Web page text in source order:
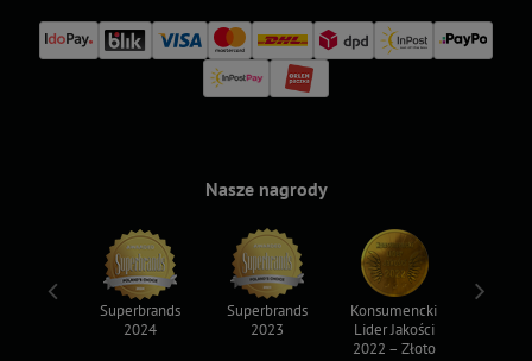
Nasze nagrody
Superbrands
2024
Superbrands
2023
Konsumencki
Lider Jakości
2022 – Złoto